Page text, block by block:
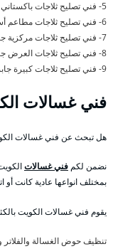
5- فني تصليح ثلاجات باكستاني جابر العلي الكويت
6- فني تصليح ثلاجات مطاعم أسواق جابر العلي
7- فني تصليح ثلاجات مركزية جابر العلي الكويت
8- فني تصليح ثلاجات العرض جابر العلي الكويت
9- فني تصليح ثلاجات كبيرة جابر العلي الكويت
فني غسالات
هل تبحث عن فني غسالات
نضمن لكمفني غسالات
بمختلف انواعها عادية كانت أو
يقوم فني غسالات الكويت
تنظيف حوض الغسالة والفلاتر